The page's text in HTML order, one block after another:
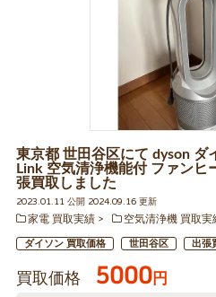
東京都 世田谷区にて dyson ダ
Link 空気清浄機能付 ファンヒ
張買取しました
2023.01.11 公開 2024.09.16 更新
家電 買取実績
空気清浄機 買取実
ダイソン 買取価格 世田谷区 出張
買取価格 5000円